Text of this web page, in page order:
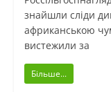
знайшли сліди
африканською
вистежили за
Більше...